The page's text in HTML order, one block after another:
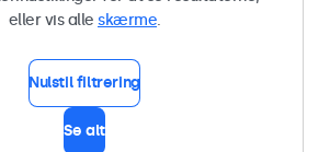
eller vis alle skærme.
Nulstil filtrering
Se alt